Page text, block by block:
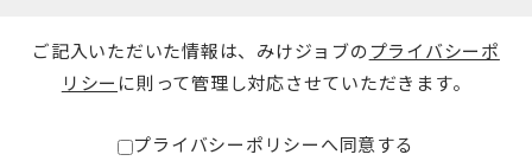
ご記入いただいた情報は、みけジョブのプライバシーポ
リシー に則って管理し対応させていただきます。
プライバシーポリシーへ同意する